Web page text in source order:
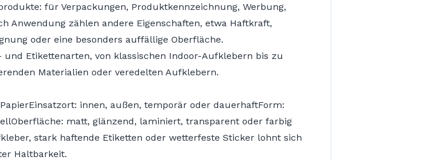
für Verpackungen, Produktkennzeichnung, Werbung,
Anwendung zählen andere Eigenschaften, etwa Haftkraft,
oder eine besonders auffällige Oberfläche.
Etikettenarten, von klassischen Indoor-Aufklebern bis zu
Materialien oder veredelten Aufklebern.
innen, außen, temporär oder dauerhaftForm:
matt, glänzend, laminiert, transparent oder farbig
stark haftende Etiketten oder wetterfeste Sticker lohnt sich
Haltbarkeit.